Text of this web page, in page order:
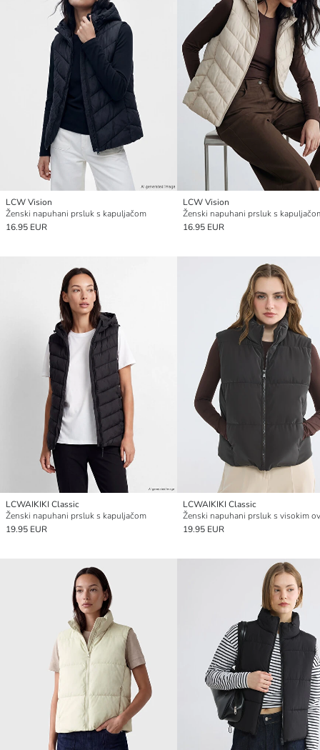
LCW Vision
Ženski napuhani prsluk s kapuljačom
16.95 EUR
LCW Vision
Ženski napuhani prsluk s
16.95 EUR
LCWAIKIKI Classic
Ženski napuhani prsluk s kapuljačom
19.95 EUR
LCWAIKIKI Classic
19.95 EUR